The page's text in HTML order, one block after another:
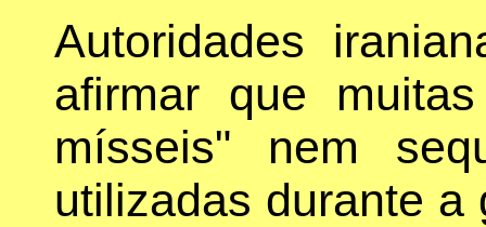
Autoridades
afirmar que
mísseis" nem
utilizadas durante a